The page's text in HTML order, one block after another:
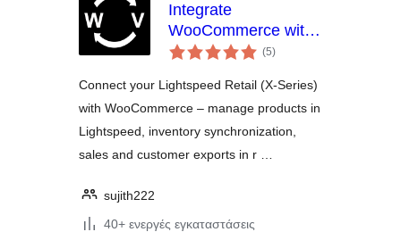
Integrate
WooCommerce with
Lightspeed (Vend)
(5αξιολογήσεις
σύνολο
)
Connect your Lightspeed Retail (X-Series)
with WooCommerce – manage products in
Lightspeed, inventory synchronization,
sales and customer exports in r …
sujith222
40+ ενεργές εγκαταστάσεις